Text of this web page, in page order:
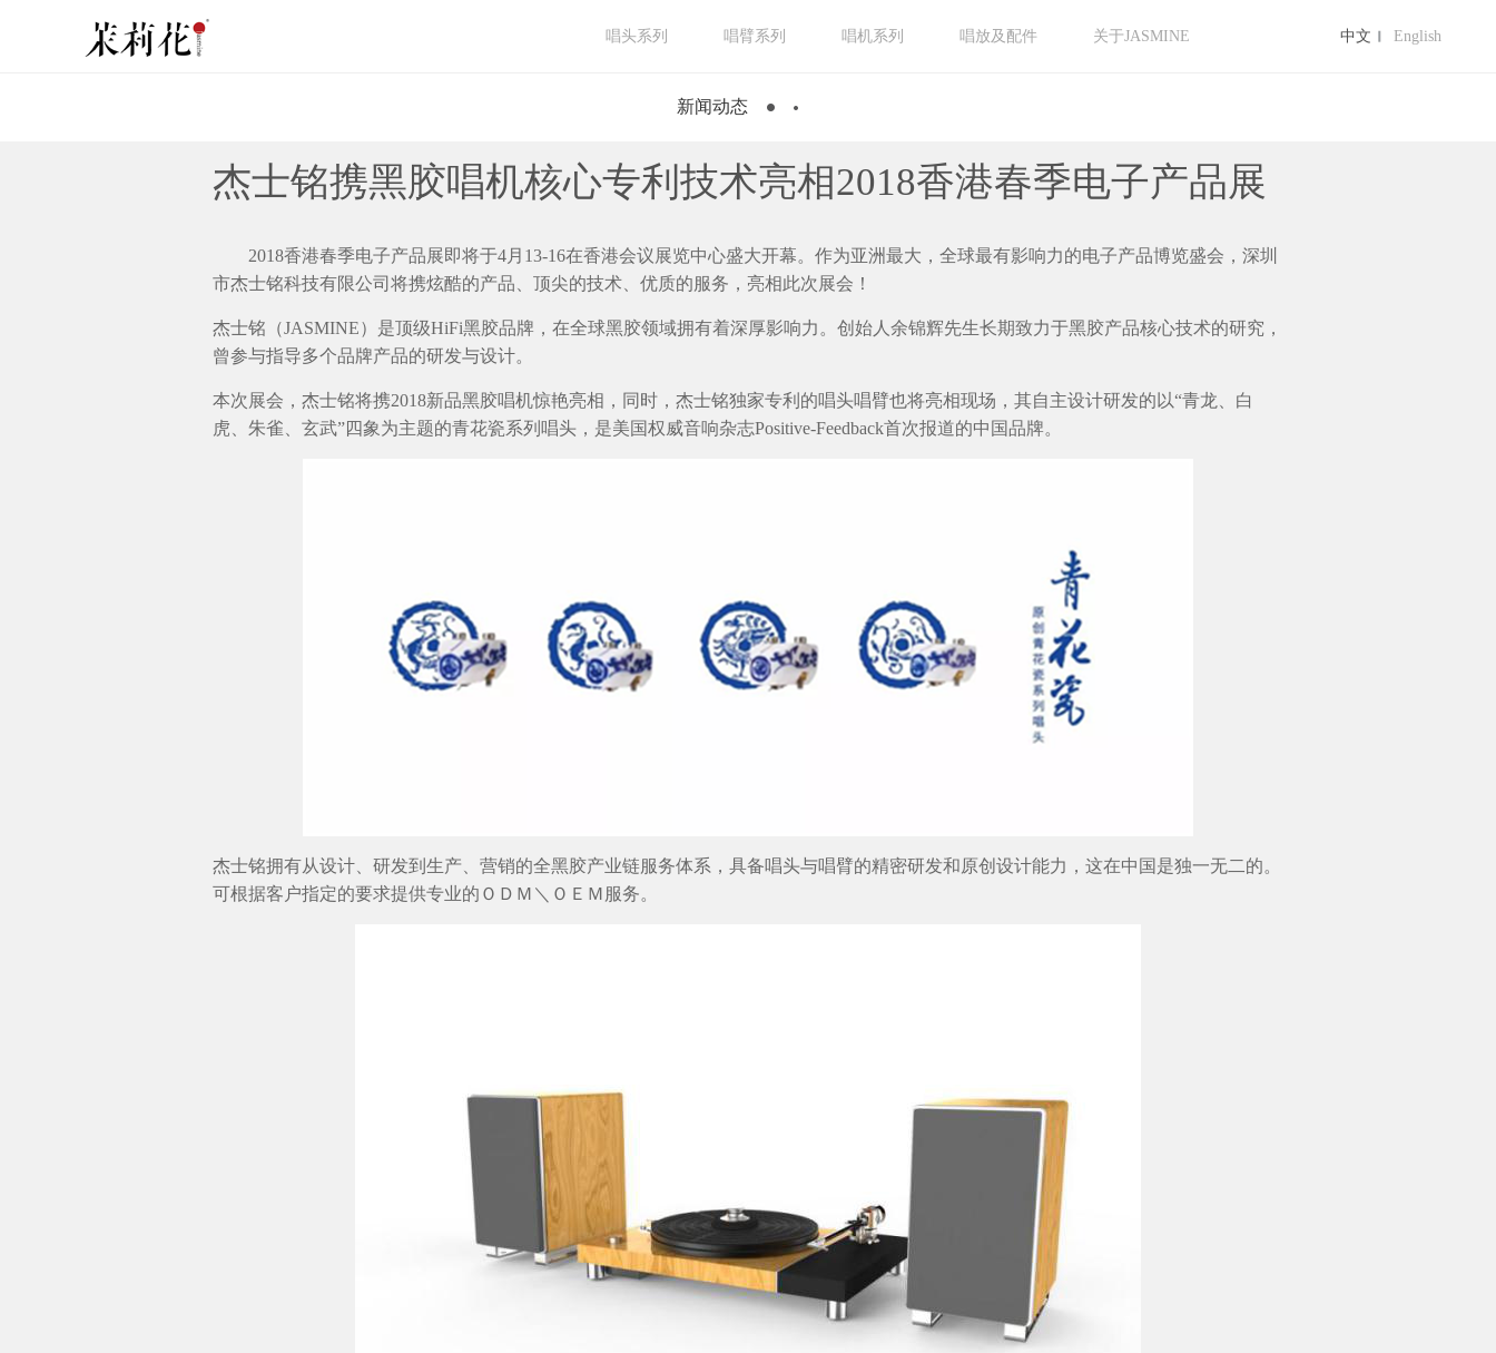
中文 English
唱头系列 唱臂系列 唱机系列 唱放及配件 关于JASMINE
新闻动态
杰士铭携黑胶唱机核心专利技术亮相2018香港春季电子产品展
2018香港春季电子产品展即将于4月13-16在香港会议展览中心盛大开幕。作为亚洲最大，全球最有影响力的电子产品博览盛会，深圳
市杰士铭科技有限公司将携炫酷的产品、顶尖的技术、优质的服务，亮相此次展会！
杰士铭（JASMINE）是顶级HiFi黑胶品牌，在全球黑胶领域拥有着深厚影响力。创始人余锦辉先生长期致力于黑胶产品核心技术的研究，
曾参与指导多个品牌产品的研发与设计。
本次展会，杰士铭将携2018新品黑胶唱机惊艳亮相，同时，杰士铭独家专利的唱头唱臂也将亮相现场，其自主设计研发的以“青龙、白
虎、朱雀、玄武”四象为主题的青花瓷系列唱头，是美国权威音响杂志Positive-Feedback首次报道的中国品牌。
杰士铭拥有从设计、研发到生产、营销的全黑胶产业链服务体系，具备唱头与唱臂的精密研发和原创设计能力，这在中国是独一无二的。
可根据客户指定的要求提供专业的ＯＤＭ＼ＯＥＭ服务。